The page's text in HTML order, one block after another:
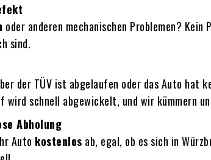
oder anderen mechanischen Problemen?
sind.
der TÜV ist abgelaufen oder das Auto hat
wird schnell abgewickelt, und wir kümmern
Abholung
Auto kostenlos ab, egal, ob es sich in